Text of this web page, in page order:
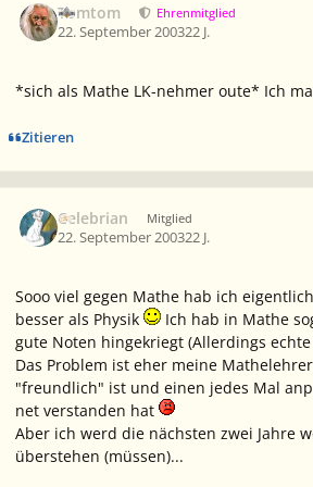
Tomtom Ehrenmitglied
22. September 200322 J.
*sich als Mathe LK-nehmer oute* Ich
Zitieren
Celebrian Mitglied
22. September 200322 J.
Sooo viel gegen Mathe hab ich
besser als Physik
Ich hab in Mathe
gute Noten hingekriegt (Allerdings
Das Problem ist eher meine
"freundlich" ist und einen jedes Mal
net verstanden hat
Aber ich werd die nächsten zwei Jahre
überstehen (müssen)...